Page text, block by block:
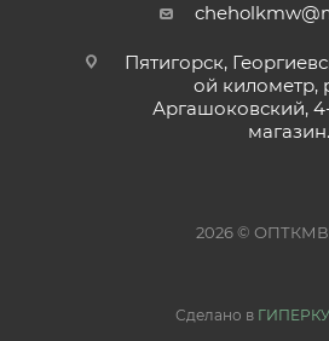
Пятигорск,
ой километр,
Аргашоковский,
магазин.
2026 ©
Сделано в